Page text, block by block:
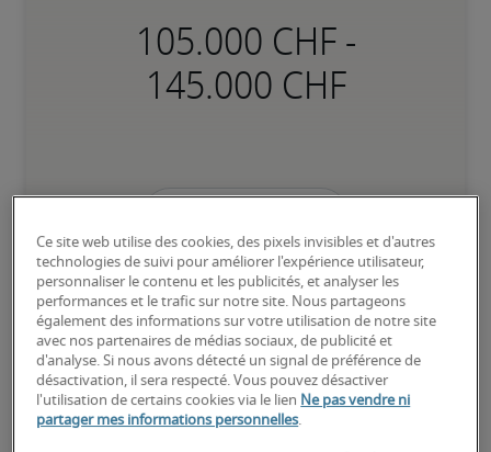
-
Débute dans ce type de fonction, possède peu ou pas
d’expérience; a besoin d’instructions détaillées et de supervision
pour accomplir ses tâches au quotidien.
50ème percentile
Ce site web utilise des cookies, des pixels invisibles et d'autres
technologies de suivi pour améliorer l'expérience utilisateur,
personnaliser le contenu et les publicités, et analyser les
performances et le trafic sur notre site. Nous partageons
également des informations sur votre utilisation de notre site
avec nos partenaires de médias sociaux, de publicité et
d'analyse. Si nous avons détecté un signal de préférence de
désactivation, il sera respecté. Vous pouvez désactiver
l'utilisation de certains cookies via le lien Ne pas vendre ni
partager mes informations personnelles.